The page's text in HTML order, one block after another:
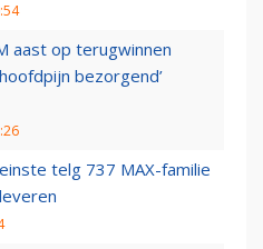
aast op terugwinnen
bezorgend’
telg 737 MAX-familie